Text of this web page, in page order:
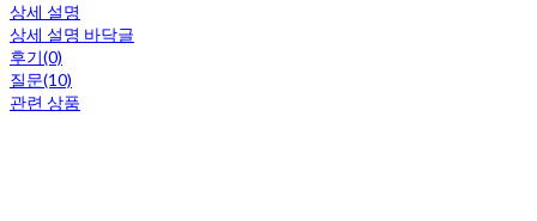
상세 설명
상세 설명 바닥글
후기(0)
질문(10)
관련 상품